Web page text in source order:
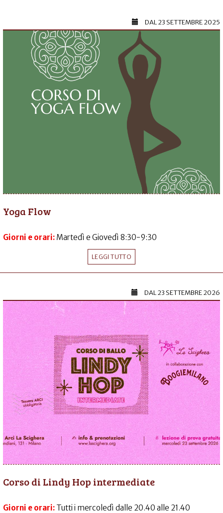
DAL23 SETTEMBRE 2025
Yoga Flow
Giorni e orari: Martedì e Giovedì 8:30-9:30
LEGGI TUTTO
DAL23 SETTEMBRE 2026
Corso di Lindy Hop intermediate
Giorni e orari: Tutti i mercoledì dalle 20.40 alle 21.40